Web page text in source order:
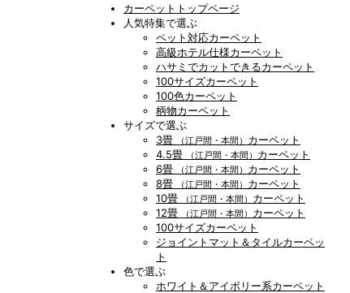
カーペットトップページ
人気特集で選ぶ
ペット対応カーペット
高級ホテル仕様カーペット
ハサミでカットできるカーペット
100サイズカーペット
100色カーペット
柄物カーペット
サイズで選ぶ
3畳
（江戸間・本間） カーペット
4.5畳
（江戸間・本間） カーペット
6畳
（江戸間・本間） カーペット
8畳
（江戸間・本間） カーペット
10畳
（江戸間・本間） カーペット
12畳
（江戸間・本間） カーペット
100サイズカーペット
ジョイントマット＆タイルカーペッ
ト
色で選ぶ
ホワイト＆アイボリー系カーペット